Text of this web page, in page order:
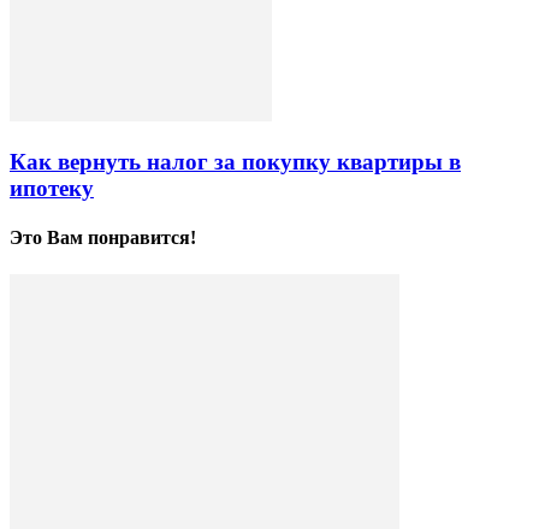
Как вернуть налог за покупку квартиры в
ипотеку
Это Вам понравится!